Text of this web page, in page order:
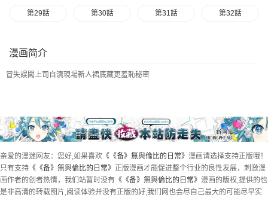
第29話 第30話 第31話 第32話
第37話
漫画简介
冒失誤闖上司自瀆現場‌新人裙底藏更羞恥秘密
亲爱的漫迷网友：您好,如果喜欢 《《备》無與倫比的日常》 漫画请选择支持正版哦！
只有支持 《《备》無與倫比的日常》 正版漫画才能促进整个行业的良性发展，刺激漫
画作者的创者热情，我们站暂时没有 《《备》無與倫比的日常》 漫画的版权,提供的也
是非高清的转载图片,阅读体验并没有正版的好,我们网也会尽自己最大的可能尽早实